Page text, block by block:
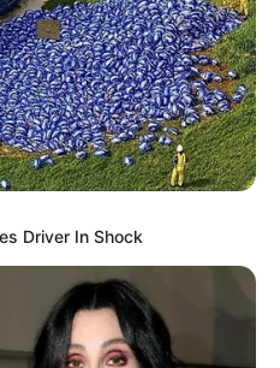
Driver In Shock